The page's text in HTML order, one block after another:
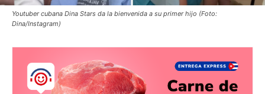
Youtuber cubana Dina Stars da la bienvenida a su primer hijo (Foto:
Dina/Instagram)